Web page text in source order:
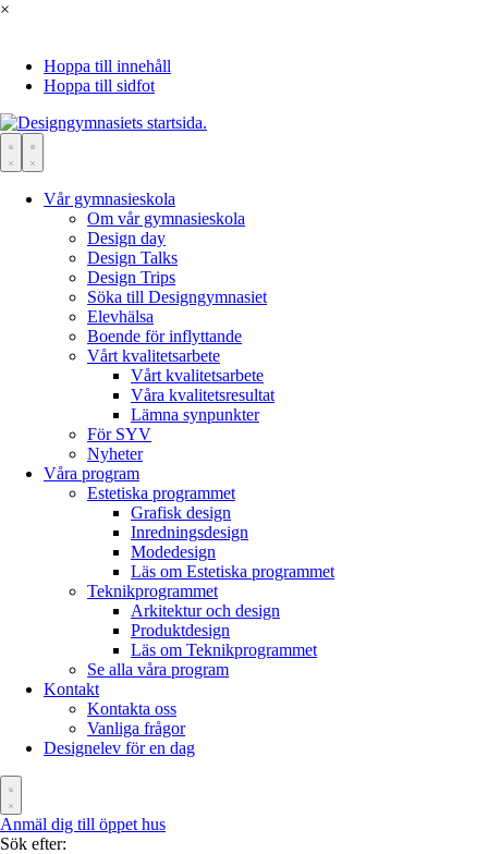
×
Hoppa till innehåll
Hoppa till sidfot
Vår gymnasieskola
Om vår gymnasieskola
Design day
Design Talks
Design Trips
Söka till Designgymnasiet
Elevhälsa
Boende för inflyttande
Vårt kvalitetsarbete
Vårt kvalitetsarbete
Våra kvalitetsresultat
Lämna synpunkter
För SYV
Nyheter
Våra program
Estetiska programmet
Grafisk design
Inredningsdesign
Modedesign
Läs om Estetiska programmet
Teknikprogrammet
Arkitektur och design
Produktdesign
Läs om Teknikprogrammet
Se alla våra program
Kontakt
Kontakta oss
Vanliga frågor
Designelev för en dag
Anmäl dig till öppet hus
Sök efter: